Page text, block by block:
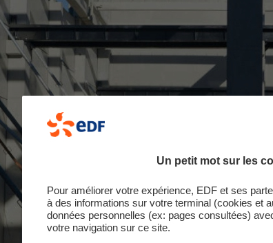
Un petit mot sur les
Pour améliorer votre expérience, EDF et ses
à des informations sur votre terminal (cookies et
données personnelles (ex: pages consultées)
votre navigation sur ce site.